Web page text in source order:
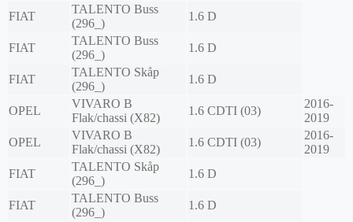
FIAT
TALENTO Buss
(296_)
1.6 D
FIAT
TALENTO Buss
(296_)
1.6 D
FIAT
TALENTO Skåp
(296_)
1.6 D
OPEL
VIVARO B
Flak/chassi (X82)
1.6 CDTI (03)
2016-
2019
OPEL
VIVARO B
Flak/chassi (X82)
1.6 CDTI (03)
2016-
2019
FIAT
TALENTO Skåp
(296_)
1.6 D
FIAT
TALENTO Buss
(296_)
1.6 D